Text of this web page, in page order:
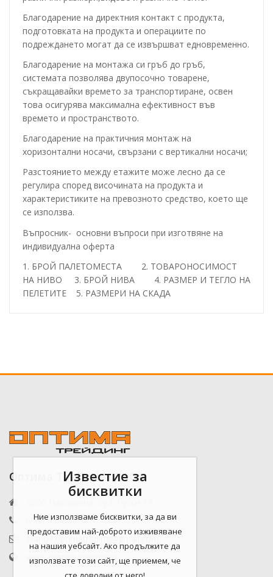
Благодарение на директния контакт с продукта,
подготовката на продукта и операциите по
подреждането могат да се извършват едновременно.
Благодарение на монтажа си гръб до гръб,
системата позволява двупосочно товарене,
съкращавайки времето за транспортиране, освен
това осигурява максимална ефективност във
времето и пространството.
Благодарение на практичния монтаж на
хоризонтални носачи, свързани с вертикални носачи;
Разстоянието между етажите може лесно да се
регулира според височината на продукта и
характеристиките на превозното средство, което ще
се използва.
Въпросник- основни въпроси при изготвяне на
индивидуална оферта
1. БРОЙ ПАЛЕТОМЕСТА 2. ТОВАРОНОСИМОСТ
НА НИВО 3. БРОЙ НИВА 4. РАЗМЕР И ТЕГЛО НА
ПЕЛЕТИТЕ 5. РАЗМЕРИ НА СКАДА
Оптима Трейдинг ЕООД
0885 090804
ivanov.optimatrading@gmail.com
www.optima-com.com
Известие за
бисквитки
Ние използваме бисквитки, за да ви
предоставим най-доброто изживяване
на нашия уебсайт. Ако продължите да
използвате този сайт, ще приемем, че